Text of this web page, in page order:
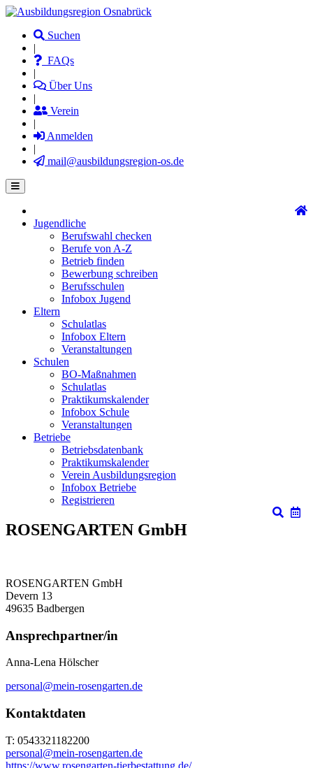
Direkt
Inhalt
Suchen
|
FAQs
|
Über Uns
|
Verein
|
Anmelden
|
mail@ausbildungsregion-os.de
Main
navigation
Jugendliche
Berufswahl checken
Berufe von A-Z
Betrieb finden
Bewerbung schreiben
Berufsschulen
Infobox Jugend
Eltern
Schulatlas
Infobox Eltern
Veranstaltungen
Schulen
BO-Maßnahmen
Schulatlas
Praktikumskalender
Infobox Schule
Veranstaltungen
Betriebe
Betriebsdatenbank
Praktikumskalender
Verein Ausbildungsregion
Infobox Betriebe
Registrieren
ROSENGARTEN GmbH
ROSENGARTEN GmbH
Devern 13
49635 Badbergen
Ansprechpartner/in
Anna-Lena Hölscher
personal@mein-rosengarten.de
Kontaktdaten
T: 0543321182200
personal@mein-rosengarten.de
https://www.rosengarten-tierbestattung.de/